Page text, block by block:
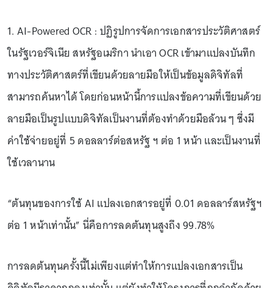
1. AI-Powered OCR : ปฏิรูปการจัดการเอกสารประวัติศาสตร์
ในรัฐเวอร์จิเนีย สหรัฐอเมริกา นำเอา OCR เข้ามาแปลงบันทึก
ทางประวัติศาสตร์ที่เขียนด้วยลายมือให้เป็นข้อมูลดิจิทัลที่
สามารถค้นหาได้ โดยก่อนหน้านี้การแปลงข้อความที่เขียนด้วย
ลายมือเป็นรูปแบบดิจิทัลเป็นงานที่ต้องทำด้วยมือล้วน ๆ ซึ่งมี
ค่าใช้จ่ายอยู่ที่ 5 ดอลลาร์ต่อสหรัฐ ฯ ต่อ 1 หน้า และเป็นงานที่
ใช้เวลานาน
“ต้นทุนของการใช้ AI แปลงเอกสารอยู่ที่ 0.01 ดอลลาร์สหรัฐฯ
ต่อ 1 หน้าเท่านั้น” นี่คือการลดต้นทุนสูงถึง 99.78%
การลดต้นทุนครั้งนี้ไม่เพียงแต่ทำให้การแปลงเอกสารเป็น